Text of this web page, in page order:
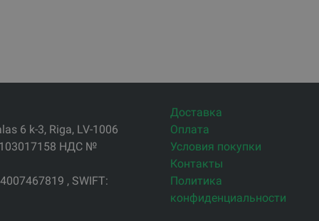
6 k-3, Riga, LV-1006
НДС №
, SWIFT:
Доставка
Оплата
Условия покупки
Контакты
Политика
конфиденциальности